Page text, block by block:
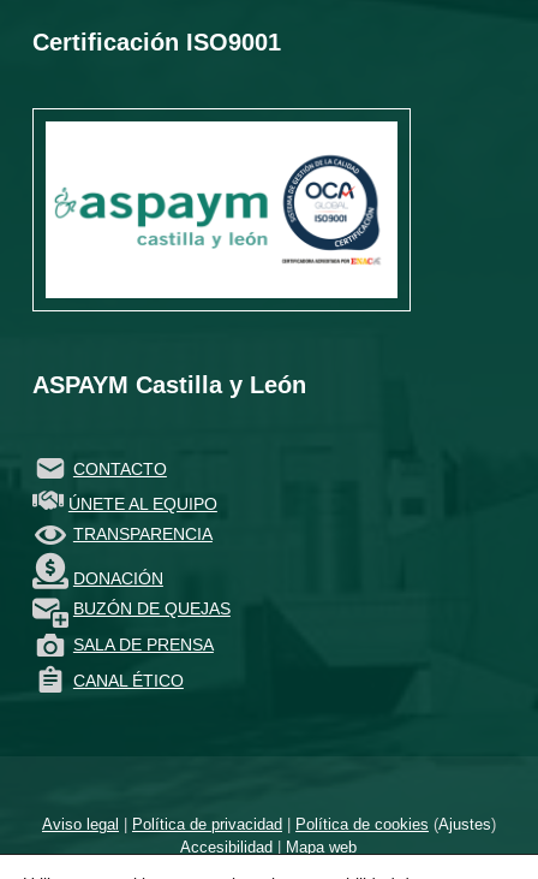
Certificación ISO9001
ASPAYM Castilla y León
CONTACTO
ÚNETE AL EQUIPO
TRANSPARENCIA
DONACIÓN
BUZÓN DE QUEJAS
SALA DE PRENSA
CANAL ÉTICO
Aviso legal | Política de privacidad| Política de cookies (Ajustes)
Accesibilidad | Mapa web